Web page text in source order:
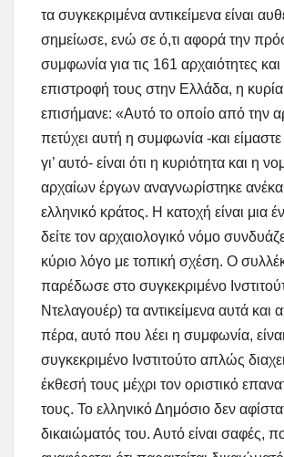
τα συγκεκριμένα αντικείμενα είναι
σημείωσε, ενώ σε ό,τι αφορά την
συμφωνία για τις 161 αρχαιότητες και
επιστροφή τους στην Ελλάδα, η
επισήμανε: «Αυτό το οποίο από την
πετύχει αυτή η συμφωνία -και
γι’ αυτό- είναι ότι η κυριότητα και η
αρχαίων έργων αναγνωρίστηκε
ελληνικό κράτος. Η κατοχή είναι μια
δείτε τον αρχαιολογικό νόμο
κύριο λόγο με τοπική σχέση. Ο
παρέδωσε στο συγκεκριμένο
Ντελαγουέρ) τα αντικείμενα αυτά και
πέρα, αυτό που λέει η συμφωνία, είναι
συγκεκριμένο Ινστιτούτο απλώς
έκθεσή τους μέχρι τον οριστικό
τους. Το ελληνικό Δημόσιο δεν
δικαιώματός του. Αυτό είναι σαφές,